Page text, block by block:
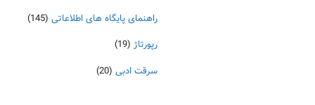
راهنمای پایگاه های اطلاعاتی (145)
رپورتاژ (19)
سرقت ادبی (20)